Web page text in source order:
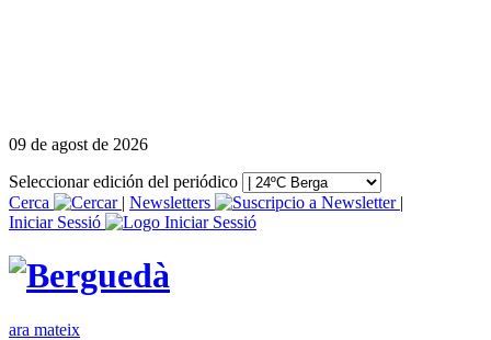
09 de agost de 2026
Seleccionar edición del periódico
Cerca
| Newsletters
|
Iniciar Sessió
ara mateix